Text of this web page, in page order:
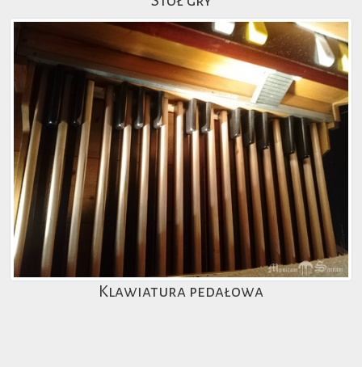
Klawiatura pedałowa